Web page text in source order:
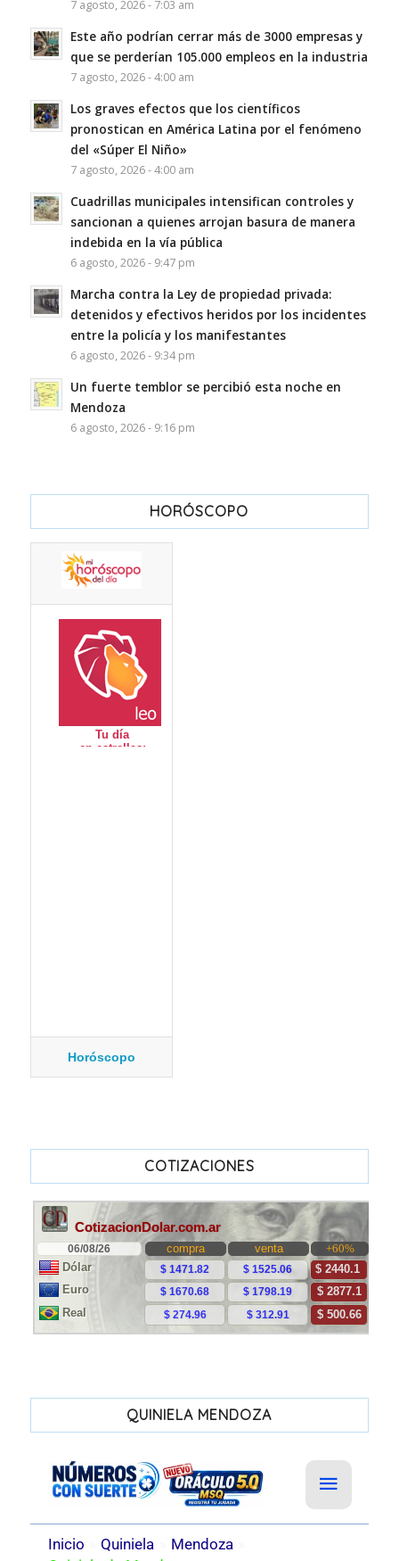
7 agosto, 2026 - 7:03 am
Este año podrían cerrar más de 3000 empresas y
que se perderían 105.000 empleos en la industria
7 agosto, 2026 - 4:00 am
Los graves efectos que los científicos
pronostican en América Latina por el fenómeno
del «Súper El Niño»
7 agosto, 2026 - 4:00 am
Cuadrillas municipales intensifican controles y
sancionan a quienes arrojan basura de manera
indebida en la vía pública
6 agosto, 2026 - 9:47 pm
Marcha contra la Ley de propiedad privada:
detenidos y efectivos heridos por los incidentes
entre la policía y los manifestantes
6 agosto, 2026 - 9:34 pm
Un fuerte temblor se percibió esta noche en
Mendoza
6 agosto, 2026 - 9:16 pm
HORÓSCOPO
Horóscopo
COTIZACIONES
QUINIELA MENDOZA